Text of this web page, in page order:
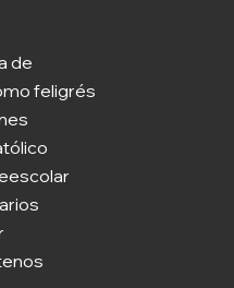
de
feligrés